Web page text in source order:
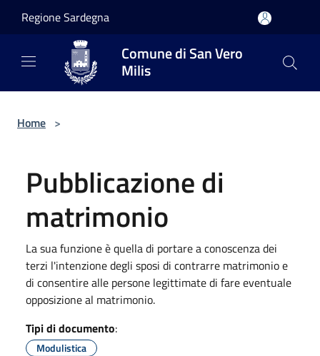
Regione Sardegna
Comune di San Vero
Milis
Home >
Pubblicazione di
matrimonio
La sua funzione è quella di portare a conoscenza dei
terzi l'intenzione degli sposi di contrarre matrimonio e
di consentire alle persone legittimate di fare eventuale
opposizione al matrimonio.
Tipi di documento:
Modulistica